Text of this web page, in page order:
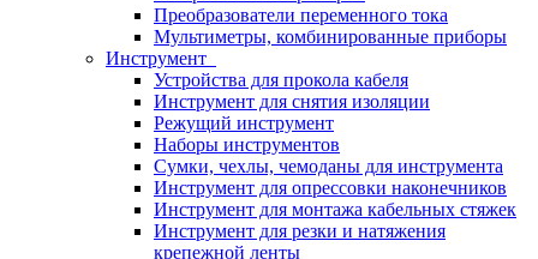
Преобразователи переменного тока
Мультиметры, комбинированные приборы
Инструмент
Устройства для прокола кабеля
Инструмент для снятия изоляции
Режущий инструмент
Наборы инструментов
Сумки, чехлы, чемоданы для инструмента
Инструмент для опрессовки наконечников
Инструмент для монтажа кабельных стяжек
Инструмент для резки и натяжения
крепежной ленты